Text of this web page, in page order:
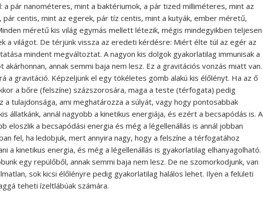
pár nanométeres, mint a baktériumok, a pár tized milliméteres, mint az
pár centis, mint az egerek, pár tíz centis, mint a kutyák, ember méretű,
méretű kis világ egymás mellett létezik, mégis mindegyikben teljesen
a világot. De térjünk vissza az eredeti kérdésre: Miért élte túl az egér az
mindent megváltoztat. A nagyon kis dolgok gyakorlatilag immunisak a
annak semmi baja nem lesz. Ez a gravitációs vonzás miatt van.
a gravitáció. Képzeljünk el egy tökéletes gömb alakú kis élőlényt. Ha az ő
a bőre (felszíne) százszorosára, maga a teste (térfogata) pedig
tulajdonsága, ami meghatározza a súlyát, vagy hogy pontosabbak
állatkánk, annál nagyobb a kinetikus energiája, és ezért a becsapódás is. A
eloszlik a becsapódási energia és még a légellenállás is annál jobban
fel, ha ledobjuk, mert annyira nagy, hogy a felszíne a térfogatához
a kinetikus energia, és még a légellenállás is gyakorlatilag elhanyagolható.
egy repülőből, annak semmi baja nem lesz. De ne szomorkodjunk, van
sok kicsi élőlényre pedig gyakorlatilag halálos lehet. Ilyen a felületi
teheti ízeltlábúak számára.